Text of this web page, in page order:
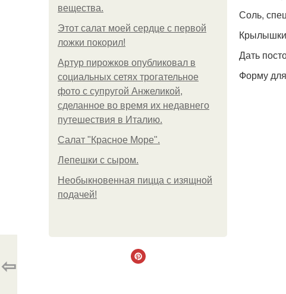
вещества.
Этот салат моей сердце с первой
ложки покорил!
Артур пирожков опубликовал в
социальных сетях трогательное
фото с супругой Анжеликой,
сделанное во время их недавнего
путешествия в Италию.
Салат "Красное Море".
Лепешки с сыром.
Необыкновенная пицца с изящной
подачей!
Соль,
Крылышки
Дать
Форму
⇦